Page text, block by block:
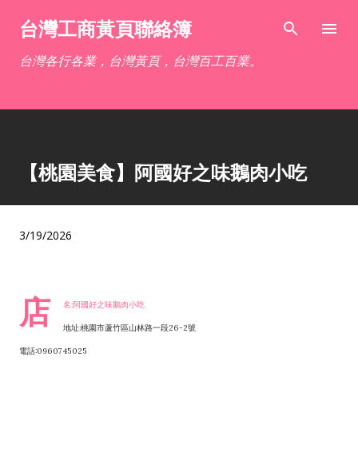
跳到主要內容
台灣工商黃頁聯絡簿
台灣各行各業，台灣黃頁，台灣百工百業。
【桃園美食】阿國好之味鵝肉小吃
3/19/2026
店 名:阿國好之味鵝肉小吃
地址:桃園市蘆竹區山林路一段26-2號
電話:0960745025